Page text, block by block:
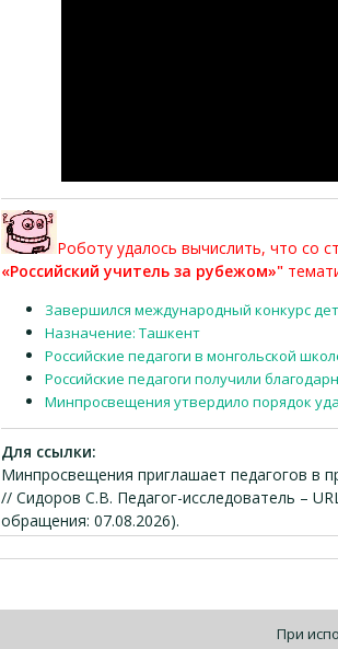
Роботу удалось вычислить, что со
«Российский учитель за рубежом»"
Завершился международный конкурс
Назначение: Ташкент
Российские педагоги в монгольской
Российские педагоги получили
Минпросвещения утвердило порядок
Для ссылки:
Минпросвещения приглашает педагогов в
// Сидоров С.В. Педагог-исследователь –
обращения: 07.08.2026).
При